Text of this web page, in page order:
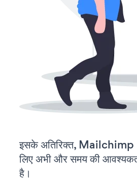
इसके अतिरिक्त,
लिए अभी और समय की
है।